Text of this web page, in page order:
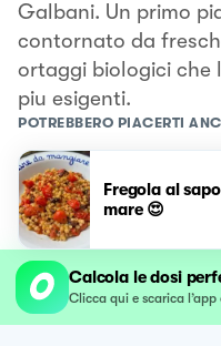
Galbani. Un primo
contornato da
ortaggi biologici che
piu esigenti.
POTREBBERO PIACERTI
Fregola al
mare 😍
Calcola le dosi
Clicca qui e scarica